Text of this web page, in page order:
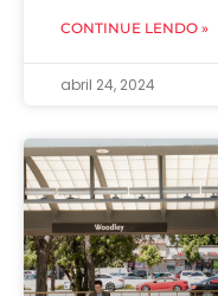
CONTINUE LENDO »
abril 24, 2024